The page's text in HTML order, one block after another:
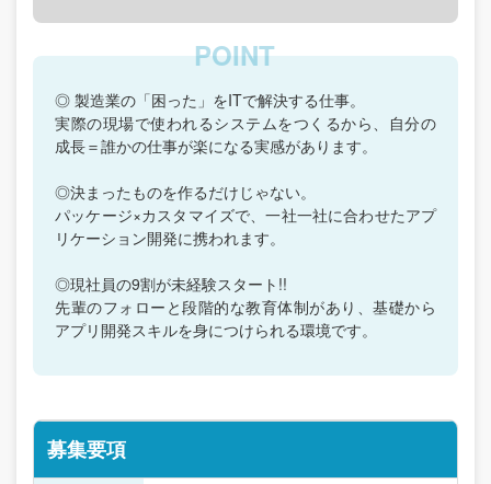
◎ 製造業の「困った」をITで解決する仕事。
実際の現場で使われるシステムをつくるから、自分の
成長＝誰かの仕事が楽になる実感があります。
◎決まったものを作るだけじゃない。
パッケージ×カスタマイズで、一社一社に合わせたアプ
リケーション開発に携われます。
◎現社員の9割が未経験スタート!!
先輩のフォローと段階的な教育体制があり、基礎から
アプリ開発スキルを身につけられる環境です。
募集要項